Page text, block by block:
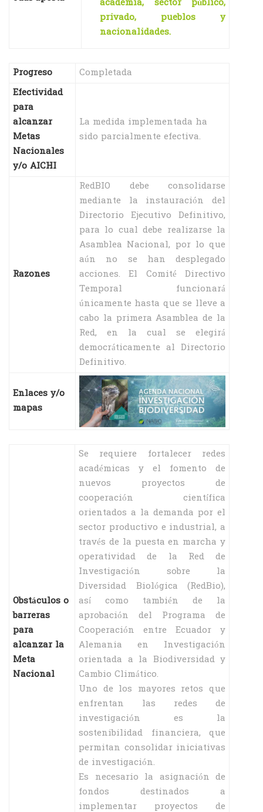
academia, sector público,
privado, pueblos y
nacionalidades.
Progreso
Completada
Efectividad
para
alcanzar
Metas
Nacionales
y/o AICHI
La medida implementada ha
sido parcialmente efectiva.
Razones
RedBIO debe consolidarse
mediante la instauración del
Directorio Ejecutivo Definitivo,
para lo cual debe realizarse la
Asamblea Nacional, por lo que
aún no se han desplegado
acciones. El Comité Directivo
Temporal funcionará
únicamente hasta que se lleve a
cabo la primera Asamblea de la
Red, en la cual se elegirá
democráticamente al Directorio
Definitivo.
Enlaces y/o
mapas
Obstáculos o
barreras
para
alcanzar la
Meta
Nacional
Se requiere fortalecer redes
académicas y el fomento de
nuevos proyectos de
cooperación científica
orientados a la demanda por el
sector productivo e industrial, a
través de la puesta en marcha y
operatividad de la Red de
Investigación sobre la
Diversidad Biológica (RedBio),
así como también de la
aprobación del Programa de
Cooperación entre Ecuador y
Alemania en Investigación
orientada a la Biodiversidad y
Cambio Climático.
Uno de los mayores retos que
enfrentan las redes de
investigación es la
sostenibilidad financiera, que
permitan consolidar iniciativas
de investigación.
Es necesario la asignación de
fondos destinados a
implementar proyectos de